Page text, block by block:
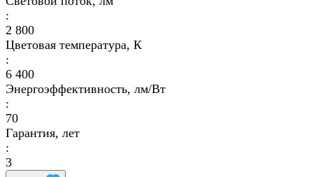
:
2 800
Цветовая температура, К
:
6 400
Энергоэффективность, лм/Вт
:
70
Гарантия, лет
:
3